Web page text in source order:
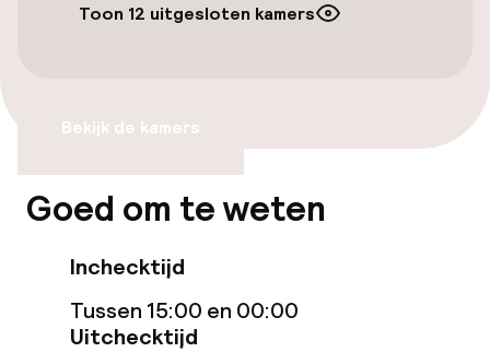
Zwemmen & wellness
Zoetwater buitenzwembad
Ligstoelen
Hot tub
Toon 12 uitgesloten kamers
Bekijk de kamers
Goed om te weten
Inchecktijd
Tussen 15:00 en 00:00
Uitchecktijd